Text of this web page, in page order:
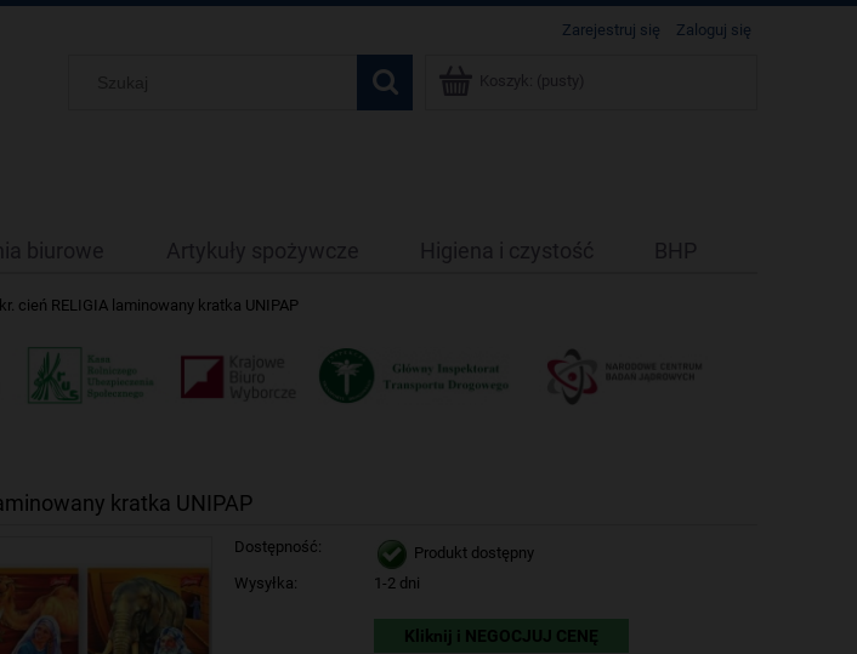
Zarejestruj się Zaloguj się
Koszyk: (pusty)
biurowe Artykuły spożywcze Higiena i czystość BHP
cień RELIGIA laminowany kratka UNIPAP
kratka UNIPAP
Dostępność:
Produkt dostępny
Wysyłka:
1-2 dni
Kliknij i NEGOCJUJ CENĘ